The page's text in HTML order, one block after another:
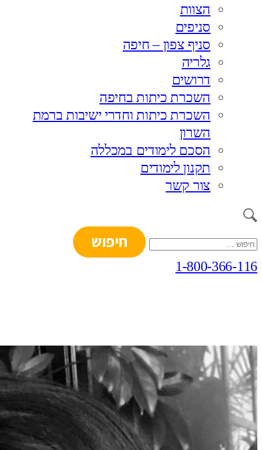
הצוות
סניפים
סניף צפון – חיפה
גלריה
דרושים
השכרת כיתות בחיפה
השכרת כיתות וחדרי ישיבות ברמת
השרון
הסכם לימודים במכללה
תקנון לימודים
צור קשר
חיפוש:
1-800-366-116